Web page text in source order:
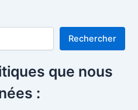
Rechercher
que nous
: